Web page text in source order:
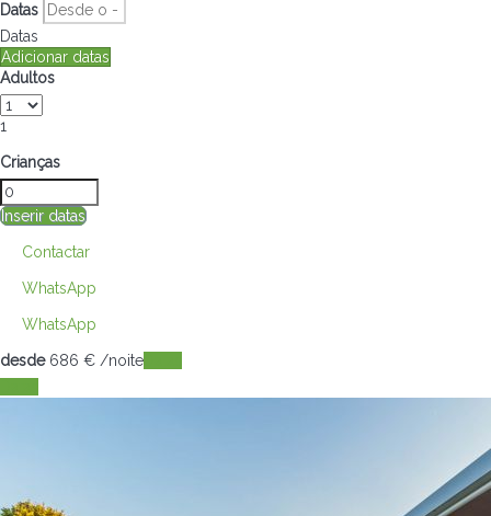
Datas
Datas
Adicionar datas
Adultos
1
Crianças
Inserir datas
Contactar
WhatsApp
WhatsApp
desde686 € /noite